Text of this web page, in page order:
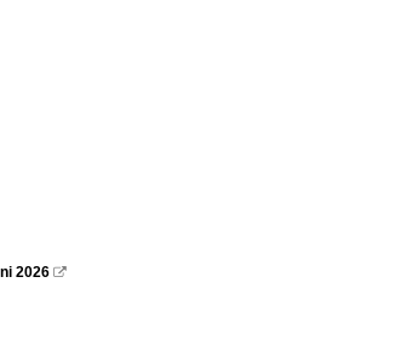
2026 